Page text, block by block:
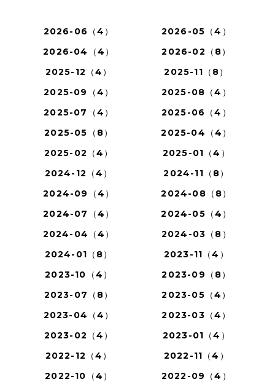
2026-06（4）
2026-05（4）
2026-04（4）
2026-02（8）
2025-12（4）
2025-11（8）
2025-09（4）
2025-08（4）
2025-07（4）
2025-06（4）
2025-05（8）
2025-04（4）
2025-02（4）
2025-01（4）
2024-12（4）
2024-11（8）
2024-09（4）
2024-08（8）
2024-07（4）
2024-05（4）
2024-04（4）
2024-03（8）
2024-01（8）
2023-11（4）
2023-10（4）
2023-09（8）
2023-07（8）
2023-05（4）
2023-04（4）
2023-03（4）
2023-02（4）
2023-01（4）
2022-12（4）
2022-11（4）
2022-10（4）
2022-09（4）